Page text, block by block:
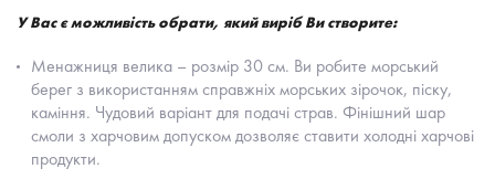
У Вас є можливість обрати, який виріб Ви створите:
Менажниця велика – розмір 30 см. Ви робите морський
берег з використанням справжніх морських зірочок, піску,
каміння. Чудовий варіант для подачі страв. Фінішний шар
смоли з харчовим допуском дозволяє ставити холодні харчові
продукти.